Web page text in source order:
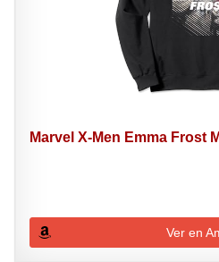
Marvel X-Men Emma Frost
Ver en